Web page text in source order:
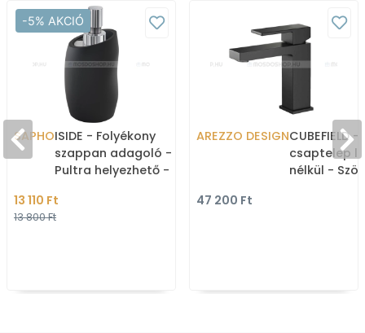
-5% AKCIÓ
SAPHOISIDE - Folyékony
szappan adagoló -
Pultra helyezhető -
13 110 Ft
13 800 Ft
AREZZO DESIGNCUBEFIELD
csaptelep
nélkül -
47 200 Ft